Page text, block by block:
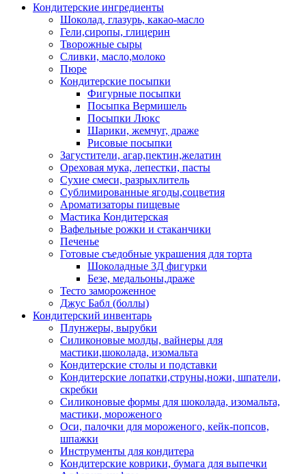
Кондитерские ингредиенты
Шоколад, глазурь, какао-масло
Гели,сиропы, глицерин
Творожные сыры
Сливки, масло,молоко
Пюре
Кондитерские посыпки
Фигурные посыпки
Посыпка Вермишель
Посыпки Люкс
Шарики, жемчуг, драже
Рисовые посыпки
Загустители, агар,пектин,желатин
Ореховая мука, лепестки, пасты
Сухие смеси, разрыхлитель
Сублимированные ягоды,соцветия
Ароматизаторы пищевые
Мастика Кондитерская
Вафельные рожки и стаканчики
Печенье
Готовые съедобные украшения для торта
Шоколадные 3Д фигурки
Безе, медальоны,драже
Тесто замороженное
Джус Бабл (боллы)
Кондитерский инвентарь
Плунжеры, вырубки
Силиконовые молды, вайнеры для
мастики,шоколада, изомальта
Кондитерские столы и подставки
Кондитерские лопатки,струны,ножи, шпатели,
скребки
Силиконовые формы для шоколада, изомальта,
мастики, мороженого
Оси, палочки для мороженого, кейк-попсов,
шпажки
Инструменты для кондитера
Кондитерские коврики, бумага для выпечки